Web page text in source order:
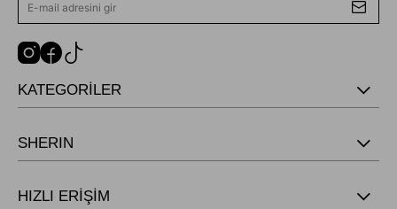
KATEGORİLER
SHERIN
HIZLI ERİŞİM